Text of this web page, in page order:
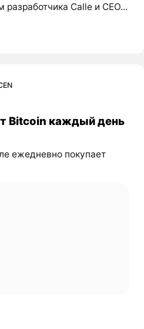
Calle и CEO...
Bitcoin каждый день
ежедневно покупает